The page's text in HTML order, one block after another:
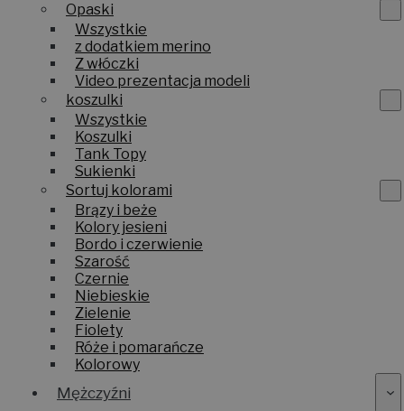
Opaski
Wszystkie
z dodatkiem merino
Z włóczki
Video prezentacja modeli
koszulki
Wszystkie
Koszulki
Tank Topy
Sukienki
Sortuj kolorami
Brązy i beże
Kolory jesieni
Bordo i czerwienie
Szarość
Czernie
Niebieskie
Zielenie
Fiolety
Róże i pomarańcze
Kolorowy
Mężczyźni